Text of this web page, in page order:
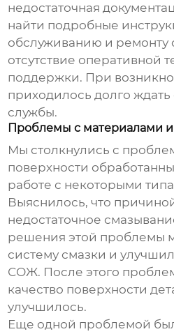
недостаточная
найти подробные
обслуживанию и ремонту
отсутствие оперативной
поддержки. При
приходилось долго ждать
службы.
Проблемы с материалами
Мы столкнулись с
поверхности
работе с некоторыми
Выяснилось, что
недостаточное
решения этой проблемы
систему смазки и
СОЖ. После этого
качество поверхности
улучшилось.
Еще одной проблемой